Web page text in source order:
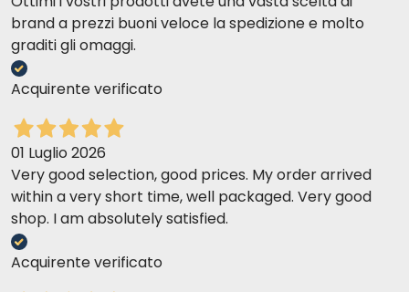
brand a prezzi buoni veloce la spedizione e molto
graditi gli omaggi.
Acquirente verificato
01 Luglio 2026
Very good selection, good prices. My order arrived
within a very short time, well packaged. Very good
shop. I am absolutely satisfied.
Acquirente verificato